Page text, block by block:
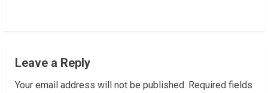
e
Leave a Reply
Your email address will not be published. Required fields